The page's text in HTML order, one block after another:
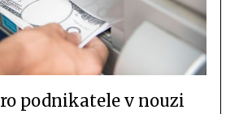
podnikatele v nouzi